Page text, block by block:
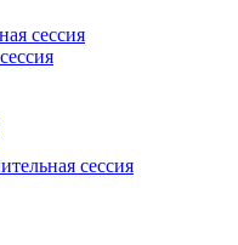
сессия
сессия